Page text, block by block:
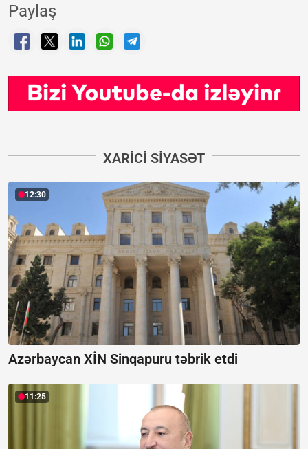
Paylaş
XARICI SIYASƏT
12:30
Azərbaycan XİN Sinqapuru təbrik etdi
11:25